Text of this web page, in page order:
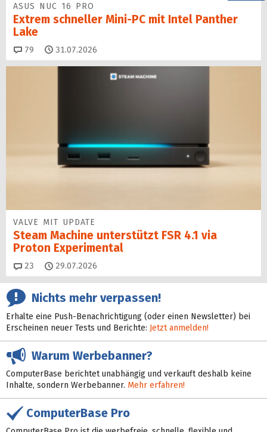
ASUS NUC 16 PRO
Extrem schneller Mini-PC mit Intel Panther
Lake
79 Kommentare
31.07.2026
VALVE MIT UPDATE
Steam Machine unterstützt FSR 4.1 via
Proton Experimental
23 Kommentare
29.07.2026
Nichts mehr verpassen!
Erhalte eine Push-Benachrichtigung (oder einen Newsletter) bei
Erscheinen neuer Tests und Berichte: Jetzt anmelden!
Warum Werbebanner?
ComputerBase berichtet unabhängig und verkauft deshalb keine
Inhalte, sondern Werbebanner. Mehr erfahren!
ComputerBase Pro